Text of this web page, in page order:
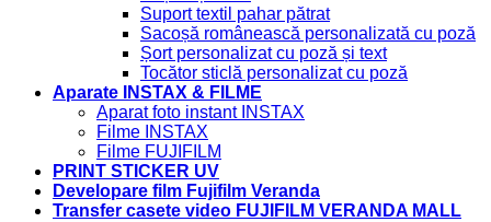
Suport textil pahar pătrat
Sacoșă românească personalizată cu poză
Șort personalizat cu poză și text
Tocător sticlă personalizat cu poză
Aparate INSTAX & FILME
Aparat foto instant INSTAX
Filme INSTAX
Filme FUJIFILM
PRINT STICKER UV
Developare film Fujifilm Veranda
Transfer casete video FUJIFILM VERANDA MALL